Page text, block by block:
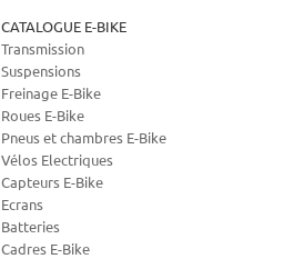
CATALOGUE E-BIKE
Transmission
Suspensions
Freinage E-Bike
Roues E-Bike
Pneus et chambres E-Bike
Vélos Electriques
Capteurs E-Bike
Ecrans
Batteries
Cadres E-Bike